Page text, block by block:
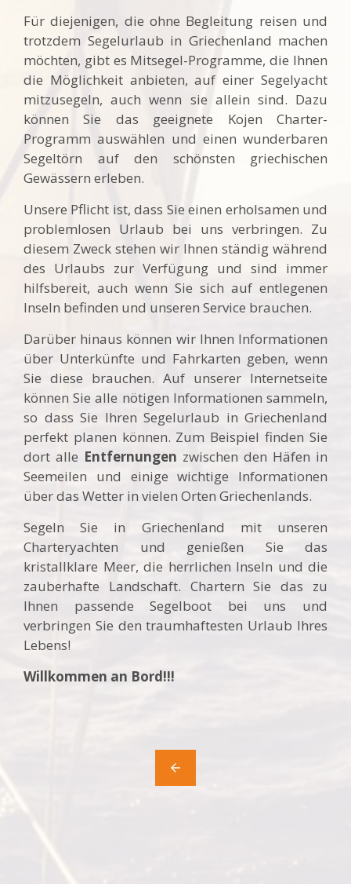
Für diejenigen, die ohne Begleitung reisen und
trotzdem Segelurlaub in Griechenland machen
möchten, gibt es Mitsegel-Programme, die Ihnen
die Möglichkeit anbieten, auf einer Segelyacht
mitzusegeln, auch wenn sie allein sind. Dazu
können Sie das geeignete Kojen Charter-
Programm auswählen und einen wunderbaren
Segeltörn auf den schönsten griechischen
Gewässern erleben.
Unsere Pflicht ist, dass Sie einen erholsamen und
problemlosen Urlaub bei uns verbringen. Zu
diesem Zweck stehen wir Ihnen ständig während
des Urlaubs zur Verfügung und sind immer
hilfsbereit, auch wenn Sie sich auf entlegenen
Inseln befinden und unseren Service brauchen.
Darüber hinaus können wir Ihnen Informationen
über Unterkünfte und Fahrkarten geben, wenn
Sie diese brauchen. Auf unserer Internetseite
können Sie alle nötigen Informationen sammeln,
so dass Sie Ihren Segelurlaub in Griechenland
perfekt planen können. Zum Beispiel finden Sie
dort alle Entfernungen zwischen den Häfen in
Seemeilen und einige wichtige Informationen
über das Wetter in vielen Orten Griechenlands.
Segeln Sie in Griechenland mit unseren
Charteryachten und genießen Sie das
kristallklare Meer, die herrlichen Inseln und die
zauberhafte Landschaft. Chartern Sie das zu
Ihnen passende Segelboot bei uns und
verbringen Sie den traumhaftesten Urlaub Ihres
Lebens!
Willkommen an Bord!!!